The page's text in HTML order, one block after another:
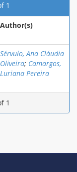
1
Author(s)
Sérvulo, Ana Cláudia
Oliveira; Camargos,
Luriana Pereira
1